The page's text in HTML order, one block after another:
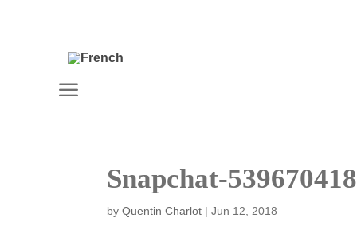
a
Snapchat-539670418
byQuentin Charlot |Jun 12, 2018